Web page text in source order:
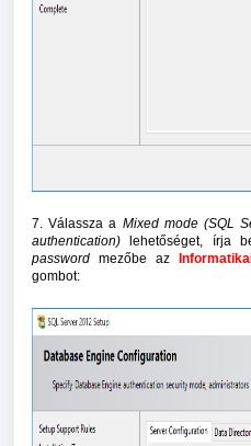
7. Válassza a Mixed mode (SQL
authentication) lehetőséget, írja
password mezőbe az
gombot: